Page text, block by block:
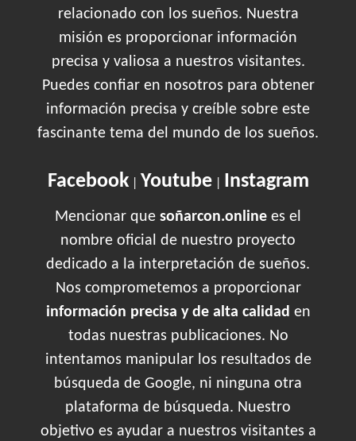
relacionado con los sueños. Nuestra
misión es proporcionar información
precisa y valiosa a nuestros visitantes.
Puedes confiar en nosotros para obtener
información precisa y creíble sobre este
fascinante tema del mundo de los sueños.
Facebook| Youtube| Instagram
Mencionar que soñarcon.online es el
nombre oficial de nuestro proyecto
dedicado a la interpretación de sueños.
Nos comprometemos a proporcionar
información precisa y de alta calidad en
todas nuestras publicaciones. No
intentamos manipular los resultados de
búsqueda de Google, ni ninguna otra
plataforma de búsqueda. Nuestro
objetivo es ayudar a nuestros visitantes a